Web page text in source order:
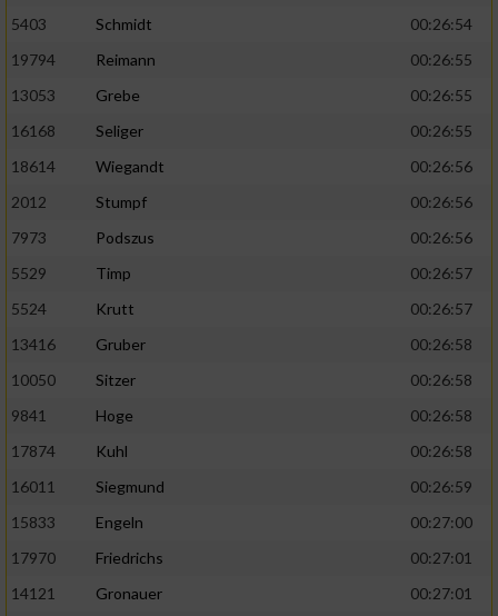
5403
Schmidt
00:26:54
19794
Reimann
00:26:55
13053
Grebe
00:26:55
16168
Seliger
00:26:55
18614
Wiegandt
00:26:56
2012
Stumpf
00:26:56
7973
Podszus
00:26:56
5529
Timp
00:26:57
5524
Krutt
00:26:57
13416
Gruber
00:26:58
10050
Sitzer
00:26:58
9841
Hoge
00:26:58
17874
Kuhl
00:26:58
16011
Siegmund
00:26:59
15833
Engeln
00:27:00
17970
Friedrichs
00:27:01
14121
Gronauer
00:27:01